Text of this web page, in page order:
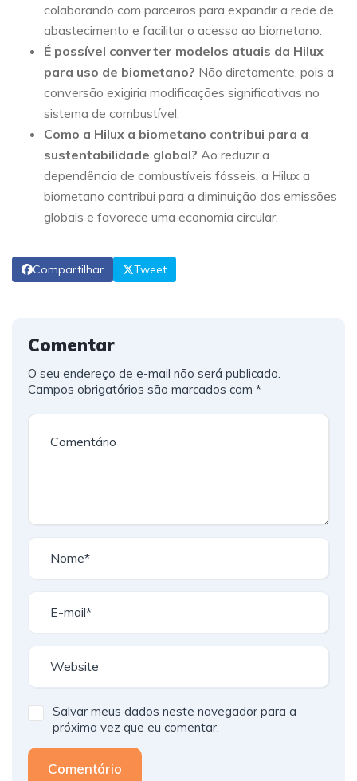
colaborando com parceiros para expandir a rede de
abastecimento e facilitar o acesso ao biometano.
É possível converter modelos atuais da Hilux
para uso de biometano? Não diretamente, pois a
conversão exigiria modificações significativas no
sistema de combustível.
Como a Hilux a biometano contribui para a
sustentabilidade global? Ao reduzir a
dependência de combustíveis fósseis, a Hilux a
biometano contribui para a diminuição das emissões
globais e favorece uma economia circular.
Compartilhar Tweet
Comentar
O seu endereço de e-mail não será publicado.
Campos obrigatórios são marcados com *
Salvar meus dados neste navegador para a
próxima vez que eu comentar.
Comentário